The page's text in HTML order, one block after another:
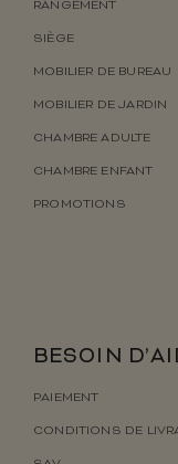
RANGEMENT
SIÈGE
MOBILIER DE BUREAU
MOBILIER DE JARDIN
CHAMBRE ADULTE
CHAMBRE ENFANT
PROMOTIONS
BESOIN
PAIEMENT
CONDITIONS DE